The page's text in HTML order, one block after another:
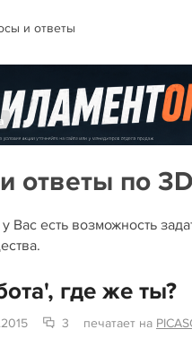
и ответы
ответы по
Вас есть возможность
где же ты?
3 печатает на